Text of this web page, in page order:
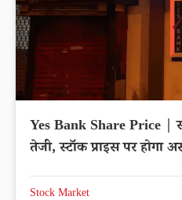
Yes Bank Share Price |
तेजी, स्टॉक प्राइस पर होगा
Stock Market